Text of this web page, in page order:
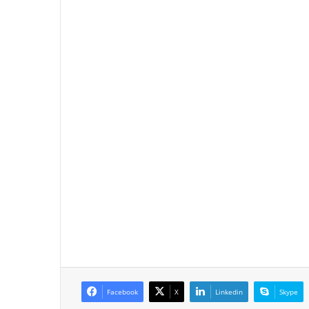
Facebook X Linkedin Skype